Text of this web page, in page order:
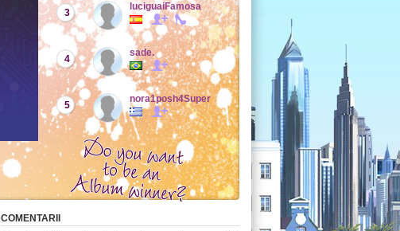
3
luciguaiFamosa
4
sade.
5
nora1posh4Super
COMENTARII